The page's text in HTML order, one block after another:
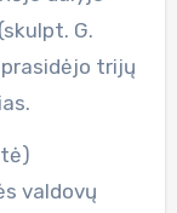
G.
trijų
valdovų